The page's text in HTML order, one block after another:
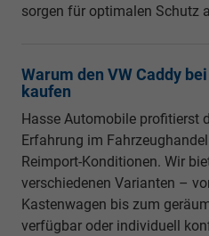
sorgen für optimalen Schutz
Warum den VW Caddy
kaufen
Hasse Automobile profitierst
Erfahrung im
Reimport-Konditionen. Wir
verschiedenen Varianten –
Kastenwagen bis zum
verfügbar oder individuell